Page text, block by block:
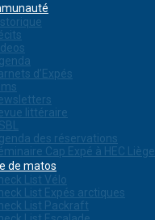
d’Expés
littéraire
des réservations
Cap Expé à HEC Liège
de matos
List Vélo
List Expés arctiques
List Packraft